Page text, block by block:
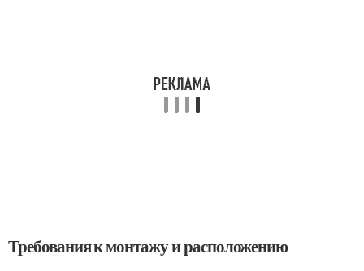
Требования к монтажу и расположению